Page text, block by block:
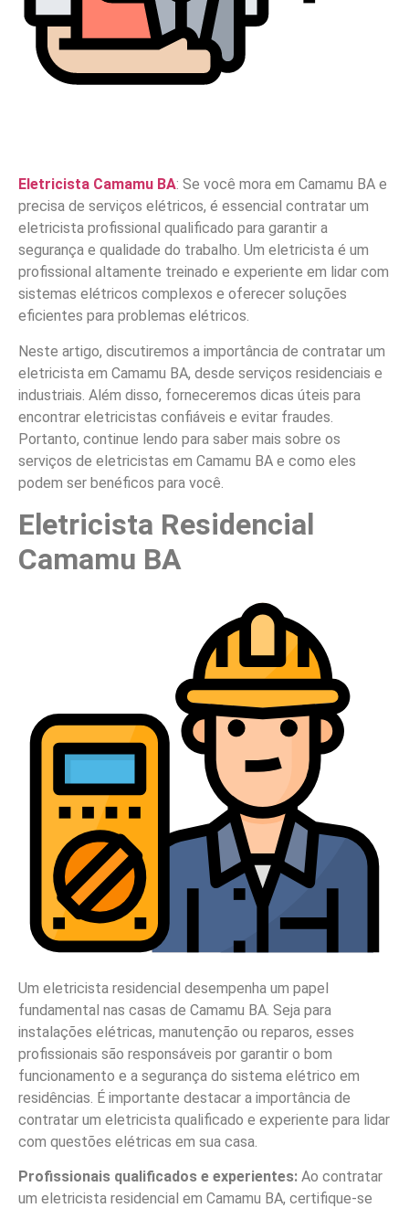
Eletricista Camamu BA: Se você mora em Camamu BA e
precisa de serviços elétricos, é essencial contratar um
eletricista profissional qualificado para garantir a
segurança e qualidade do trabalho. Um eletricista é um
profissional altamente treinado e experiente em lidar com
sistemas elétricos complexos e oferecer soluções
eficientes para problemas elétricos.
Neste artigo, discutiremos a importância de contratar um
eletricista em Camamu BA, desde serviços residenciais e
industriais. Além disso, forneceremos dicas úteis para
encontrar eletricistas confiáveis e evitar fraudes.
Portanto, continue lendo para saber mais sobre os
serviços de eletricistas em Camamu BA e como eles
podem ser benéficos para você.
Eletricista Residencial
Camamu BA
Um eletricista residencial desempenha um papel
fundamental nas casas de Camamu BA. Seja para
instalações elétricas, manutenção ou reparos, esses
profissionais são responsáveis por garantir o bom
funcionamento e a segurança do sistema elétrico em
residências. É importante destacar a importância de
contratar um eletricista qualificado e experiente para lidar
com questões elétricas em sua casa.
Profissionais qualificados e experientes: Ao contratar
um eletricista residencial em Camamu BA, certifique-se